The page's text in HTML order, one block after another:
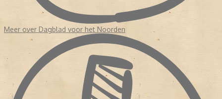
Meer over Dagblad voor het Noorden